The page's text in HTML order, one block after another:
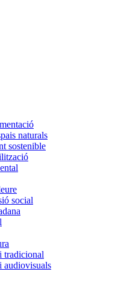
naturals
sostenible
social
tradicional
audiovisuals